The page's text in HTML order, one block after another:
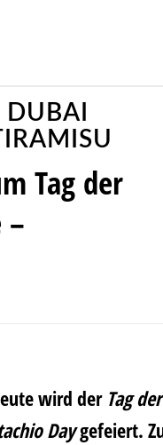
DUBAI
Tag der
–
wird der Tag der
Daygefeiert.